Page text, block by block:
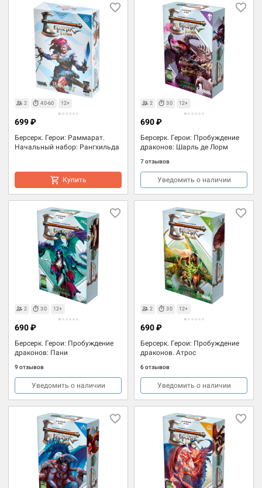
2 40-60 12+
Берсерк. Герои: Раммарат.
Начальный набор: Рангхильда
699 ₽
Купить
2 30 12+
Берсерк. Герои: Пробуждение
драконов: Шарль де Лорм
7 отзывов
690 ₽
Уведомить о наличии
2 30 12+
Берсерк. Герои: Пробуждение
драконов: Пани
9 отзывов
690 ₽
Уведомить о наличии
2 30 12+
Берсерк. Герои: Пробуждение
драконов. Атрос
6 отзывов
690 ₽
Уведомить о наличии